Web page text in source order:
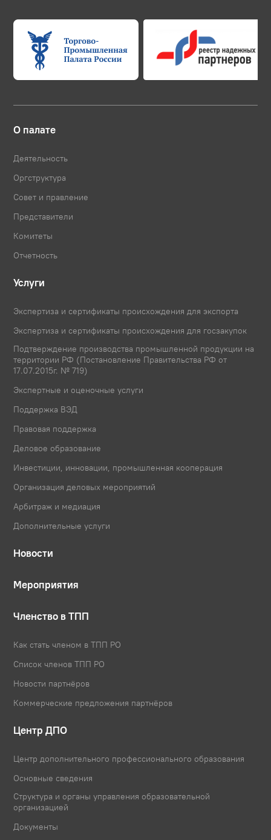
О палате
Деятельность
Оргструктура
Совет и правление
Представители
Комитеты
Отчетность
Услуги
Экспертиза и сертификаты происхождения для экспорта
Экспертиза и сертификаты происхождения для госзакупок
Подтверждение производства промышленной продукции на
территории РФ (Постановление Правительства РФ от
17.07.2015г. № 719)
Экспертные и оценочные услуги
Поддержка ВЭД
Правовая поддержка
Деловое образование
Инвестиции, инновации, промышленная кооперация
Организация деловых мероприятий
Арбитраж и медиация
Дополнительные услуги
Новости
Мероприятия
Членство в ТПП
Как стать членом в ТПП РО
Список членов ТПП РО
Новости партнёров
Коммерческие предложения партнёров
Центр ДПО
Центр дополнительного профессионального образования
Основные сведения
Структура и органы управления образовательной
организацией
Документы